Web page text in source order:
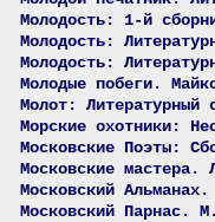
Молодость: 1-й
Молодость:
Молодость:
Молодые побеги.
Молот: Литературный
Морские охотники:
Московские Поэты:
Московские
Московский
Московский Парнас.